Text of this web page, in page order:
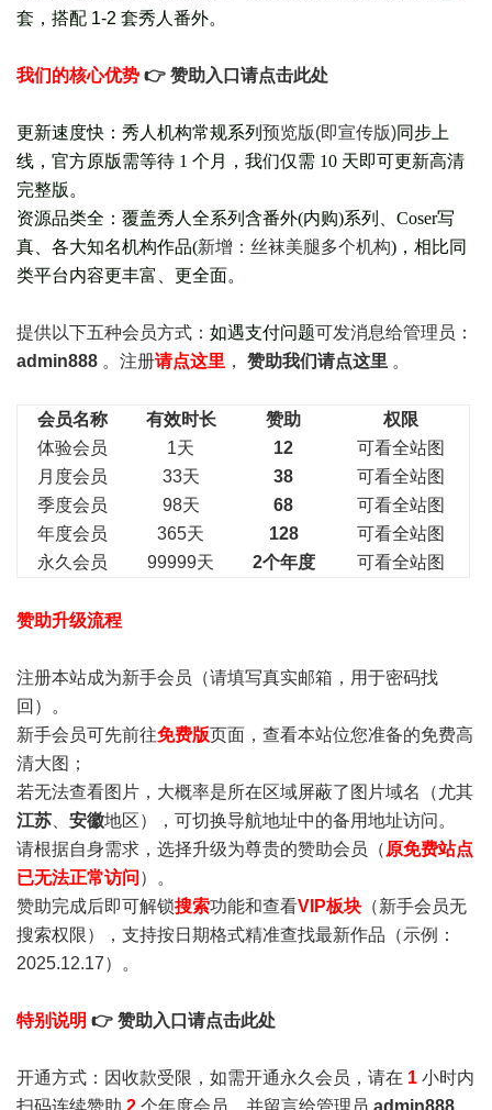
套， 搭配 1-2 套秀人番外。
我们的核心优势 👉 赞助入口请点击此处
更新速度快：秀人机构常规系列 预览版(即宣传版)同步上
线，官方原版需等待 1 个月，我们仅需 10 天即可更新高清
完整版。
资源品类全：覆盖秀人全系列含番外(内购)系列、Coser写
真、各大知名机构作品(新增：丝袜美腿多个机构)，相比同
类平台内容更丰富、更全面。
提供以下五种会员方式： 如遇支付问题可发消息给管理员：
admin888 。注册请点这里 ， 赞助我们请点这里 。
会员名称 有效时长 赞助
权限
体验会员
1天 12
可看全站图
月度会员
33天 38
可看全站图
季度会员
98天 68
可看全站图
年度会员
365天 128
可看全站图
永久会员
99999天 2个年度 可看全站图
赞助升级流程
注册本站成为新手会员 （请填写真实邮箱，用于密码找
回）。
新手会员可先前往免费版页面，查看本站位您准备的免费高
清大图；
若无法查看图片，大概率是所在区域屏蔽了图片域名（尤其
江苏
安徽地区），可切换导航地址中的备用地址访问。
请根据自身需求，选择升级为尊贵的赞助会员（ 原免费站点
已无法正常访问 ）。
赞助完成后即可解锁搜索功能和查看VIP板块 （新手会员无
搜索权限），支持按日期格式精准查找最新作品（示例：
2025.12.17）。
特别说明 👉 赞助入口请点击此处
开通方式：因收款受限，如需开通永久会员，请在 1 小时内
扫码连续赞助 2 个年度会员，并留言给管理员 admin888